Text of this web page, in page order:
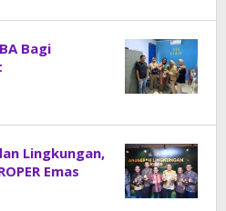
Bagi
Lingkungan,
Emas